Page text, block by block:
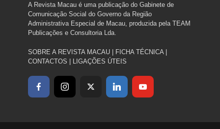
A Revista Macau é uma publicação do Gabinete de
Comunicação Social do Governo da Região
Administrativa Especial de Macau, produzida pela TEAM
Publicações e Consultoria Lda.
SOBRE A REVISTA MACAU| FICHA TÉCNICA|
CONTACTOS
LIGAÇÕES ÚTEIS